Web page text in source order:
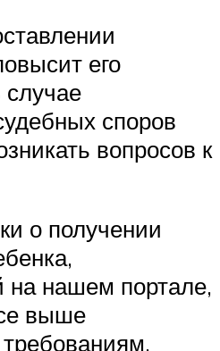
его
случае
споров
вопросов к
о получении
на нашем портале,
выше